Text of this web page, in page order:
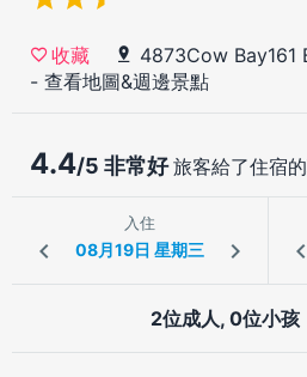
收藏
4873Cow Bay161
- 查看地圖&週邊景點
4.4/5 非常好旅客給了住宿
入住
2位成人, 0位小孩